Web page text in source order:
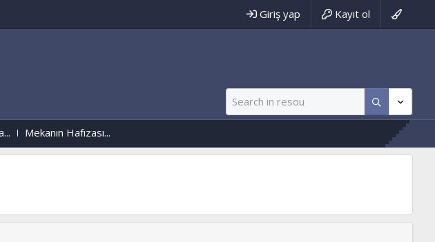
Giriş yap Kayıt ol
Mekanın Hafızası...